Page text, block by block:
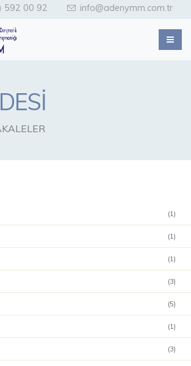
592 00 92 info@adenymm.com.tr
(1)
(1)
(1)
(3)
(5)
(1)
(3)